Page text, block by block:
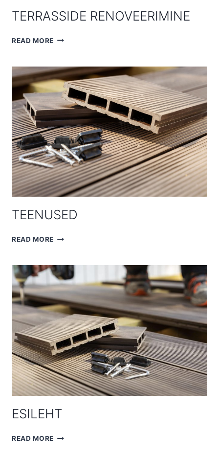
TERRASSIDE RENOVEERIMINE
READ MORE TERRASSIDE
TEENUSED
READ MORE TEENUSED
ESILEHT
READ MORE ESILEHT